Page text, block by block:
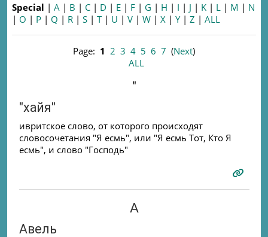
Special | A | B | C | D | E | F | G | H | I | J | K | L | M | N
| O | P | Q | R | S | T| U | V | W | X | Y| Z | ALL
Page: 1 2 3 4 5 6 7 (Next)
ALL
"
"хайя"
ивритское слово, от которого происходят
словосочетания "Я есмь", или "Я есмь Тот, Кто Я
есмь", и слово "Господь"
А
Авель